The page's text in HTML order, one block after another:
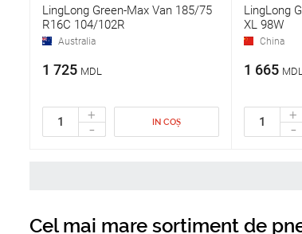
LingLong Green-Max Van 185/75
R16C 104/102R
Australia
1 725 MDL
+
- IN COȘ
LingLong
XL 98W
China
1 665
+
-
Cel mai mare sortiment de